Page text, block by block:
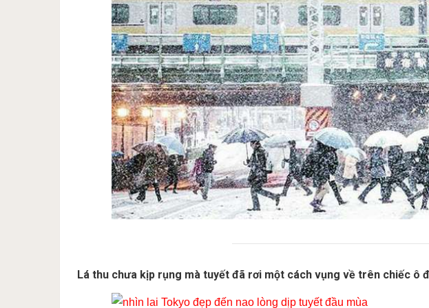
Lá thu chưa kịp rụng mà tuyết đã rơi một cách vụng về trên chiếc ô